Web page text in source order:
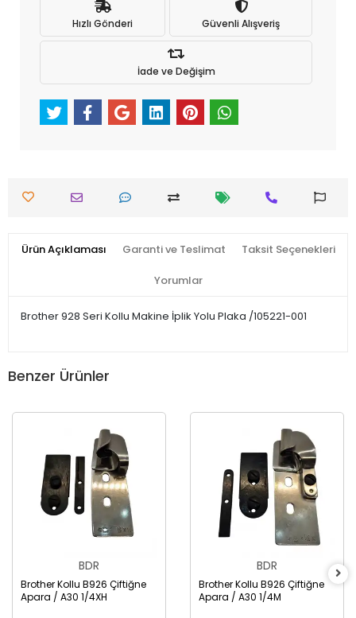
Hızlı Gönderi Güvenli Alışveriş
İade ve Değişim
Ürün Açıklaması Garanti ve Teslimat Taksit Seçenekleri
Yorumlar
Brother 928 Seri Kollu Makine İplik Yolu Plaka /105221-001
Benzer Ürünler
BDR
Brother Kollu B926 Çiftiğne
Apara / A30 1/4XH
BDR
Brother Kollu B926 Çiftiğne
Apara / A30 1/4M